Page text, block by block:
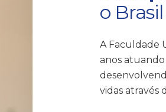
o Brasil
A Faculdade
anos atuando
vidas através